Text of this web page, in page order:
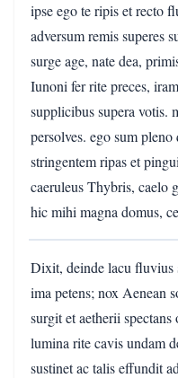
ipse ego te ripis et recto
adversum remis superes
surge age, nate dea,
Iunoni fer rite preces,
supplicibus supera votis.
persolves. ego sum
stringentem ripas et
caeruleus Thybris, caelo
hic mihi magna domus,
Dixit, deinde lacu fluvius
ima petens; nox Aenean
surgit et aetherii spectans
lumina rite cavis undam
sustinet ac talis effundit